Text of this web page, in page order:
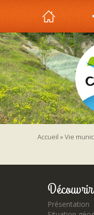
Accueil »Vie
Présentation